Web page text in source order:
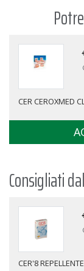
CER CEROXMED
Consigliati
CER'8